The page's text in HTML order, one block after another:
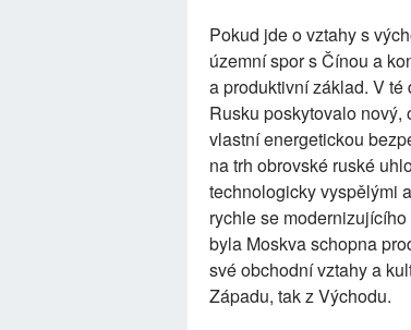
Pokud jde o vztahy s
územní spor s Čínou a
a produktivní základ. V
Rusku poskytovalo nový,
vlastní energetickou
na trh obrovské ruské
technologicky vyspělými
rychle se
byla Moskva schopna
své obchodní vztahy a
Západu, tak z Východu.